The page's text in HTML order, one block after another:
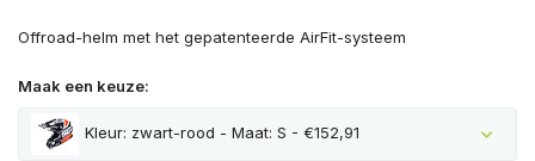
Offroad-helm met het gepatenteerde AirFit-systeem
Maak een keuze:
Kleur: zwart-rood - Maat: S - €152,91